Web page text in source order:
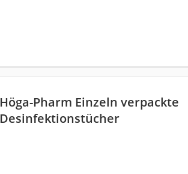
Höga-Pharm Einzeln verpackte
Desinfektionstücher